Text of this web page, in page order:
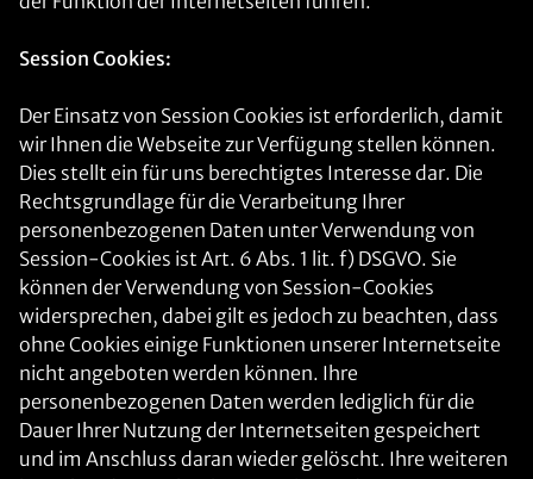
Session Cookies:
Der Einsatz von Session Cookies ist erforderlich, damit
wir Ihnen die Webseite zur Verfügung stellen können.
Dies stellt ein für uns berechtigtes Interesse dar. Die
Rechtsgrundlage für die Verarbeitung Ihrer
personenbezogenen Daten unter Verwendung von
Session-Cookies ist Art. 6 Abs. 1 lit. f) DSGVO. Sie
können der Verwendung von Session-Cookies
widersprechen, dabei gilt es jedoch zu beachten, dass
ohne Cookies einige Funktionen unserer Internetseite
nicht angeboten werden können. Ihre
personenbezogenen Daten werden lediglich für die
Dauer Ihrer Nutzung der Internetseiten gespeichert
und im Anschluss daran wieder gelöscht. Ihre weiteren